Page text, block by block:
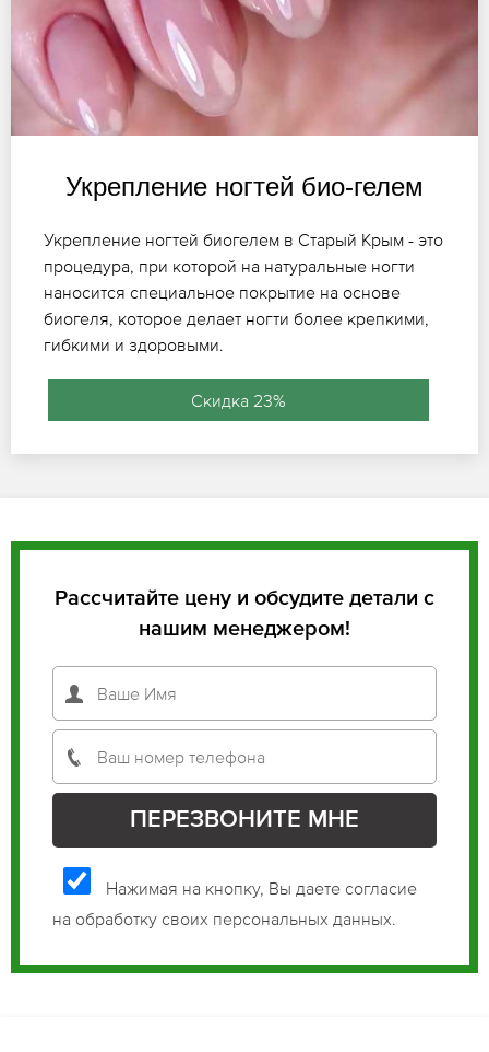
Укрепление ногтей био-гелем
Укрепление ногтей биогелем в Старый Крым - это
процедура, при которой на натуральные ногти
наносится специальное покрытие на основе
биогеля, которое делает ногти более крепкими,
гибкими и здоровыми.
Скидка 23%
Рассчитайте цену и обсудите детали с
нашим менеджером!
Нажимая на кнопку, Вы даете согласие
на обработку своих персональных данных.